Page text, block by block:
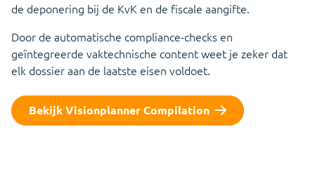
de deponering bij de KvK en de fiscale aangifte.
Door de automatische compliance-checks en
geïntegreerde vaktechnische content weet je zeker dat
elk dossier aan de laatste eisen voldoet.
Bekijk Visionplanner Compilation